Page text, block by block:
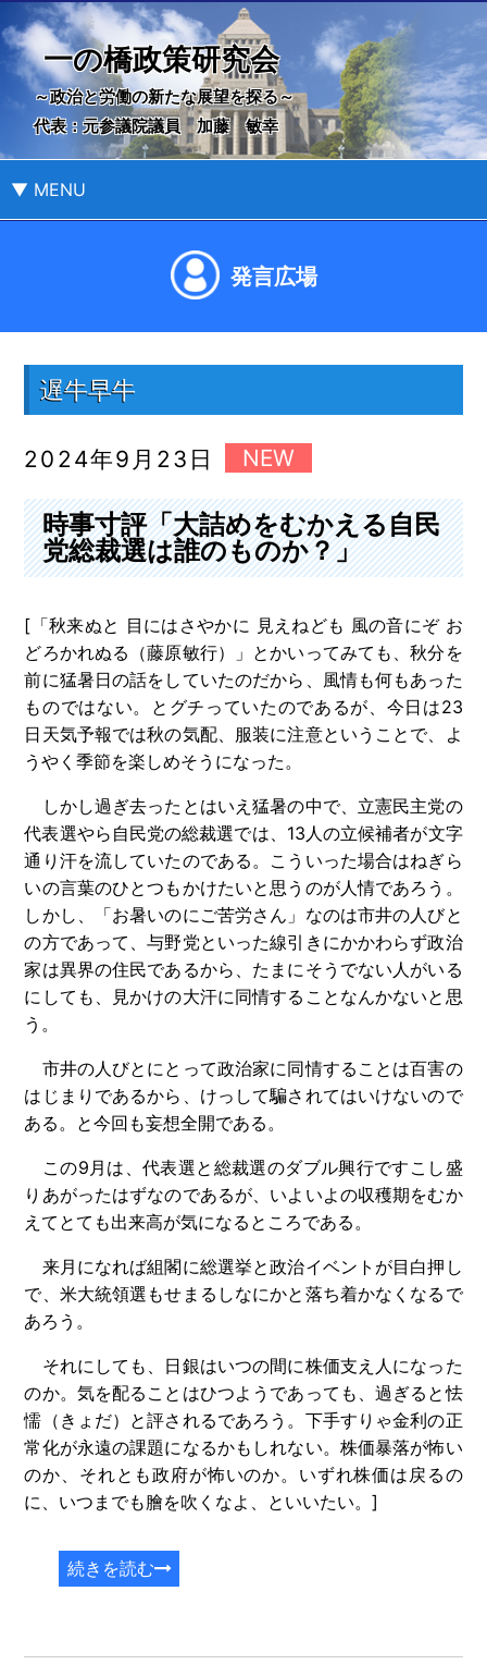
一の橋政策研究会
～政治と労働の新たな展望を探る～
代表：元参議院議員 加藤 敏幸
▼ MENU
発言広場
遅牛早牛
2024年9月23日
時事寸評「大詰めをむかえる自民
党総裁選は誰のものか？」
[「秋来ぬと 目にはさやかに 見えねども 風の音にぞ お
どろかれぬる（藤原敏行）」とかいってみても、秋分を
前に猛暑日の話をしていたのだから、風情も何もあった
ものではない。とグチっていたのであるが、今日は23
日天気予報では秋の気配、服装に注意ということで、よ
うやく季節を楽しめそうになった。
しかし過ぎ去ったとはいえ猛暑の中で、立憲民主党の
代表選やら自民党の総裁選では、13人の立候補者が文字
通り汗を流していたのである。こういった場合はねぎら
いの言葉のひとつもかけたいと思うのが人情であろう。
しかし、「お暑いのにご苦労さん」なのは市井の人びと
の方であって、与野党といった線引きにかかわらず政治
家は異界の住民であるから、たまにそうでない人がいる
にしても、見かけの大汗に同情することなんかないと思
う。
市井の人びとにとって政治家に同情することは百害の
はじまりであるから、けっして騙されてはいけないので
ある。と今回も妄想全開である。
この9月は、代表選と総裁選のダブル興行ですこし盛
りあがったはずなのであるが、いよいよの収穫期をむか
えてとても出来高が気になるところである。
来月になれば組閣に総選挙と政治イベントが目白押し
で、米大統領選もせまるしなにかと落ち着かなくなるで
あろう。
それにしても、日銀はいつの間に株価支え人になった
のか。気を配ることはひつようであっても、過ぎると怯
懦（きょだ）と評されるであろう。下手すりゃ金利の正
常化が永遠の課題になるかもしれない。株価暴落が怖い
のか、それとも政府が怖いのか。いずれ株価は戻るの
に、いつまでも膾を吹くなよ、といいたい。]
続きを読む